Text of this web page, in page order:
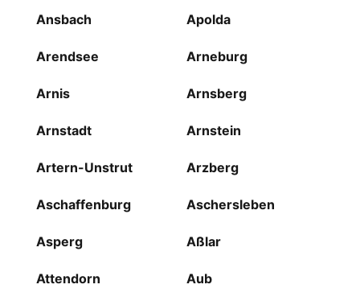
Ansbach Apolda
Arendsee Arneburg
Arnis Arnsberg
Arnstadt Arnstein
Artern-Unstrut Arzberg
Aschaffenburg Aschersleben
Asperg Aßlar
Attendorn Aub